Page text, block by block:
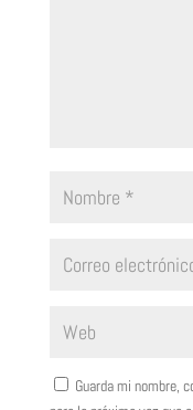
Guarda mi nombre,